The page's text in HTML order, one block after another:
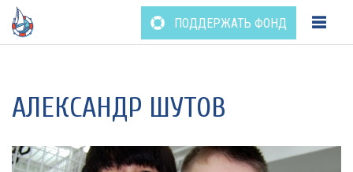
Перейти
к
ПОДДЕРЖАТЬ ФОНД
АЛЕКСАНДР ШУТОВ